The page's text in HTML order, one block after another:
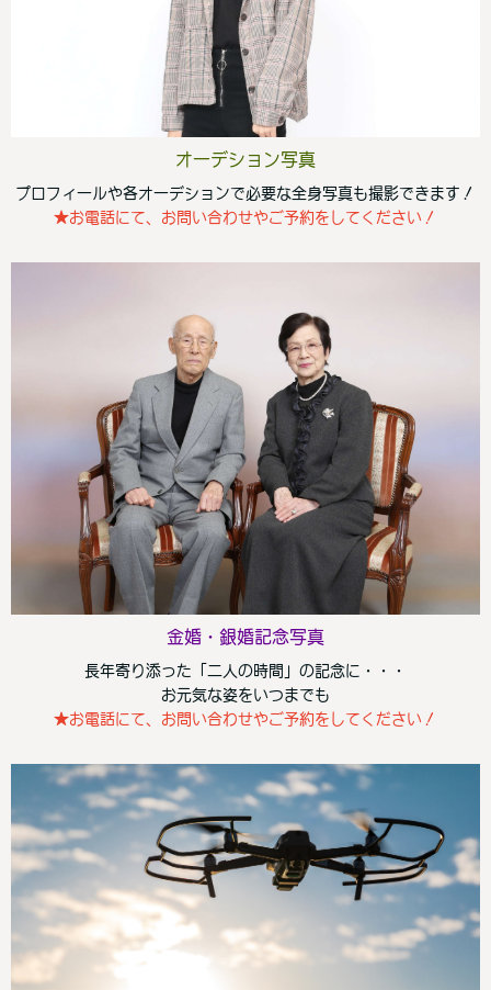
オーデション写真
プロフィールや各オーデションで必要な全身写真も撮影できます！
★お電話にて、お問い合わせやご予約をしてください！
金婚・銀婚記念写真
長年寄り添った「二人の時間」の記念に・・・
お元気な姿をいつまでも
★お電話にて、お問い合わせやご予約をしてください！